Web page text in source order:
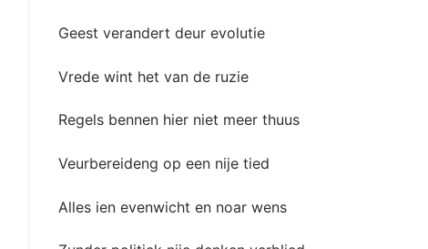
Geest verandert deur evolutie
Vrede wint het van de ruzie
Regels bennen hier niet meer thuus
Veurbereideng op een nije tied
Alles ien evenwicht en noar wens